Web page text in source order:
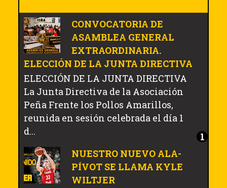
CONVOCATORIA DE
ASAMBLEA GENERAL
EXTRAORDINARIA.
ELECCIÓN DE LA JUNTA DIRECTIVA
ELECCIÓN DE LA JUNTA DIRECTIVA
La Junta Directiva de la Asociación
Peña Frente los Pollos Amarillos,
reunida en sesión celebrada el día 1
d...
NUESTRO NUEVO ALA-
PÍVOT SE LLAMA KYLE
WILTJER